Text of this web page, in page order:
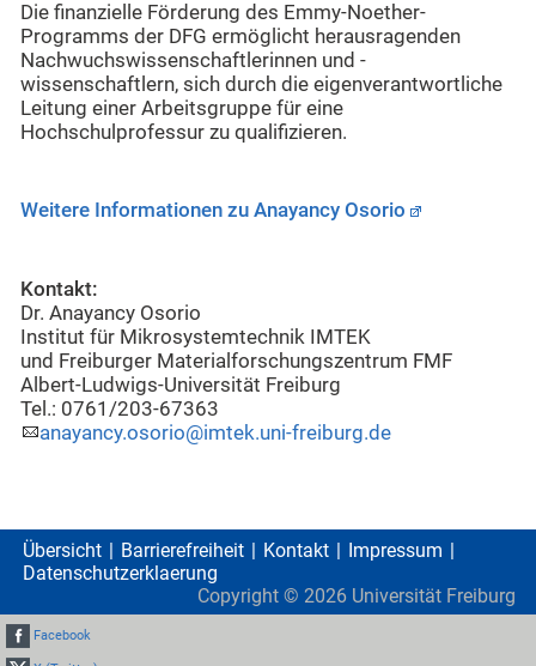
Die finanzielle Förderung des Emmy-Noether-
Programms der DFG ermöglicht herausragenden
Nachwuchswissenschaftlerinnen und -
wissenschaftlern, sich durch die eigenverantwortliche
Leitung einer Arbeitsgruppe für eine
Hochschulprofessur zu qualifizieren.
Weitere Informationen zu Anayancy Osorio
Kontakt:
Dr. Anayancy Osorio
Institut für Mikrosystemtechnik IMTEK
und Freiburger Materialforschungszentrum FMF
Albert-Ludwigs-Universität Freiburg
Tel.: 0761/203-67363
anayancy.osorio@imtek.uni-freiburg.de
Übersicht Barrierefreiheit Kontakt
Impressum
Datenschutzerklaerung
Copyright © 2026 Universität Freiburg
Facebook